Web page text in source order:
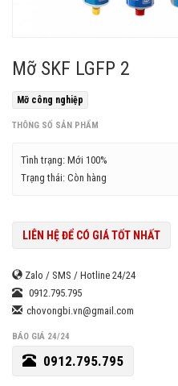
Mỡ SKF LGFP 2
Mỡ công nghiệp
THÔNG SỐ SẢN PHẨM
Tình trạng: Mới 100%
Trạng thái: Còn hàng
LIÊN HỆ ĐỂ CÓ GIÁ TỐT NHẤT
Zalo / SMS / Hotline 24/24
0912.795.795
chovongbi.vn@gmail.com
BÁO GIÁ 24/24
0912.795.795